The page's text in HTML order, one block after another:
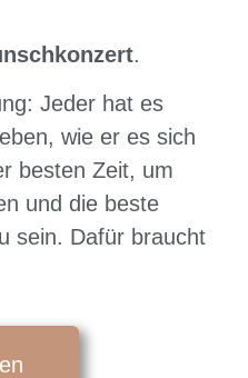
.
Jeder hat es
wie er es sich
besten Zeit, um
und die beste
sein. Dafür braucht